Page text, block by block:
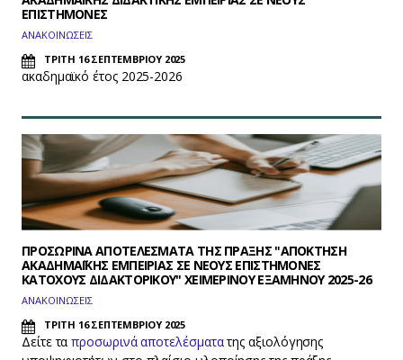
ΕΠΙΣΤΗΜΟΝΕΣ
ΑΝΑΚΟΙΝΩΣΕΙΣ
ΤΡΙΤΗ 16 ΣΕΠΤΕΜΒΡΙΟΥ 2025
ακαδημαϊκό έτος 2025-2026
ΠΡΟΣΩΡΙΝΑ ΑΠΟΤΕΛΕΣΜΑΤΑ ΤΗΣ ΠΡΑΞΗΣ "ΑΠΟΚΤΗΣΗ
ΑΚΑΔΗΜΑΪΚΗΣ ΕΜΠΕΙΡΙΑΣ ΣΕ ΝΕΟΥΣ ΕΠΙΣΤΗΜΟΝΕΣ
ΚΑΤΟΧΟΥΣ ΔΙΔΑΚΤΟΡΙΚΟΥ" ΧΕΙΜΕΡΙΝΟΥ ΕΞΑΜΗΝΟΥ 2025-26
ΑΝΑΚΟΙΝΩΣΕΙΣ
ΤΡΙΤΗ 16 ΣΕΠΤΕΜΒΡΙΟΥ 2025
Δείτε ταπροσωρινά αποτελέσματατης αξιολόγησης